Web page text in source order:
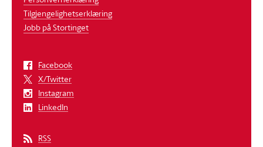
Tilgjengelighetserklæring
Jobb på Stortinget
Facebook
X/Twitter
Instagram
LinkedIn
RSS